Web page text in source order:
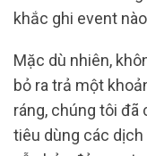
khắc ghi event
Mặc dù nhiên,
bỏ ra trả một
ráng, chúng tôi
tiêu dùng các dịch